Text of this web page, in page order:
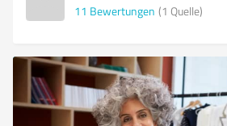
11 Bewertungen (1 Quelle)